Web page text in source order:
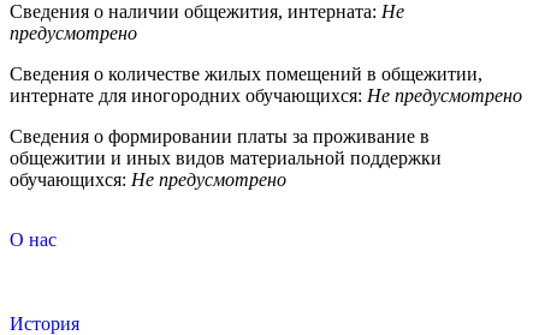
Сведения о наличии общежития, интерната: Не
предусмотрено
Сведения о количестве жилых помещений в общежитии,
интернате для иногородних обучающихся: Не предусмотрено
Сведения о формировании платы за проживание в
общежитии и иных видов материальной поддержки
обучающихся: Не предусмотрено
О нас
История